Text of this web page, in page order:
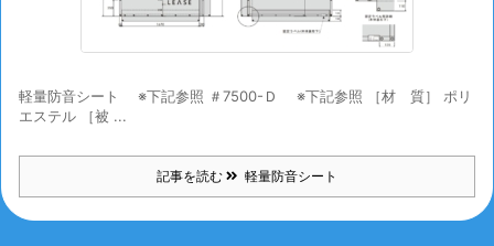
軽量防音シート ※下記参照 ＃7500-Ｄ ※下記参照 ［材 質］ ポリ
エステル ［被 ...
記事を読む 軽量防音シート